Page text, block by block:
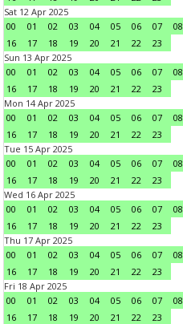
Sat 12 Apr 2025
00
01 02 03 04 05 06 07 08
16
17 18 19 20 21 22
23
Sun 13 Apr 2025
00
01 02 03 04 05 06 07 08
16
17 18 19 20 21 22
23
Mon 14 Apr 2025
00
01 02 03 04 05 06 07 08
16
17 18 19 20 21 22
23
Tue 15 Apr 2025
00
01 02 03 04 05 06 07 08
16
17 18 19 20 21 22
23
Wed 16 Apr 2025
00
01 02 03 04 05 06 07 08
16
17 18 19 20 21 22
23
Thu 17 Apr 2025
00
01 02 03 04 05 06 07 08
16
17 18 19 20 21 22
23
Fri 18 Apr 2025
00
01 02 03 04 05 06 07 08
16
17 18 19 20 21 22
23